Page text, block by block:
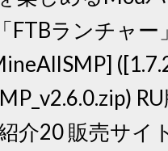
FTBランチャー
介20 販売サイ